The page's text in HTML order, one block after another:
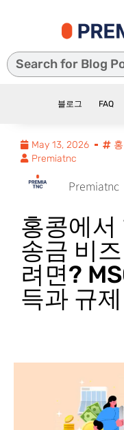
블로그 FAQ
May 13, 2026
Premiatnc
Premiatnc
홍콩에서
송금 비
려면?
득과 규